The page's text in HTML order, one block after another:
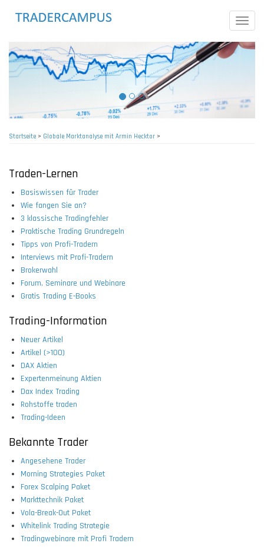
Toggle
Startseite> Globale Marktanalyse mit Armin Hecktor >
Traden-Lernen
Basiswissen für Trader
Wie fangen Sie an?
3 klassische Tradingfehler
Praktische Trading Grundregeln
Tipps von Profi-Tradern
Interviews mit Profi-Tradern
Brokerwahl
Forum, Seminare und Webinare
Gratis Trading E-Books
Trading-Information
Neuer Artikel
Artikel (>100)
DAX Aktien
Expertenmeinung Aktien
Dax Index Trading
Rohstoffe traden
Trading-Ideen
Bekannte Trader
Angesehene Trader
Morning Strategies Paket
Forex Scalping Paket
Markttechnik Paket
Vola-Break-Out Paket
Whitelink Trading Strategie
Tradingwebinare mit Profi Tradern